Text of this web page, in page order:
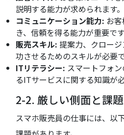
説明する能力が求められます。
コミュニケーション能力: お
き、信頼を得る能力が重要です
販売スキル: 提案力、クロー
功させるためのスキルが必要で
ITリテラシー: スマートフォ
るITサービスに関する知識が必
2-2. 厳しい側面と課題
スマホ販売員の仕事には、以